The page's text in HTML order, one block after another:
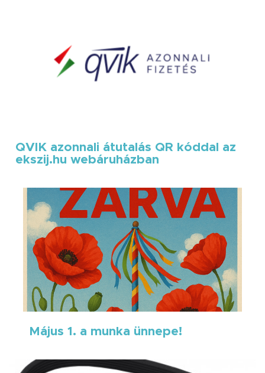
QVIK azonnali átutalás QR kóddal az
ekszij.hu webáruházban
Május 1. a munka ünnepe!